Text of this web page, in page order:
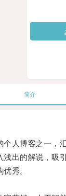
简介
博客之一，汇
的解说，吸引
秀。